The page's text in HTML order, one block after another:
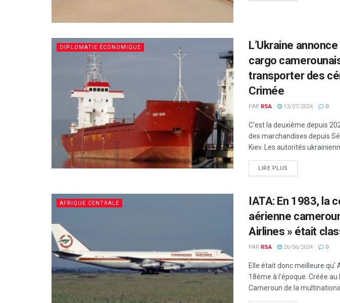
DIPLOMATIE ÉCONOMIQUE
L’Ukraine
cargo
transporter des
Crimée
PAR RSA 13/07/2024 0
C’est la deuxième depuis
des marchandises depuis
Kiev. Les autorités
LIRE PLUS
AFRIQUE CENTRALE
IATA: En 1983, la
aérienne
Airlines » était
PAR RSA 26/06/2024 0
Elle était donc meilleure qu'
18ème à l'époque. Créée
Cameroun de la